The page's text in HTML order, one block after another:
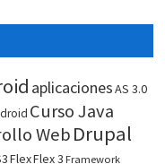
aplicacionesAS 3.0
Curso Java
WebDrupal
FlexFlex 3 Framework